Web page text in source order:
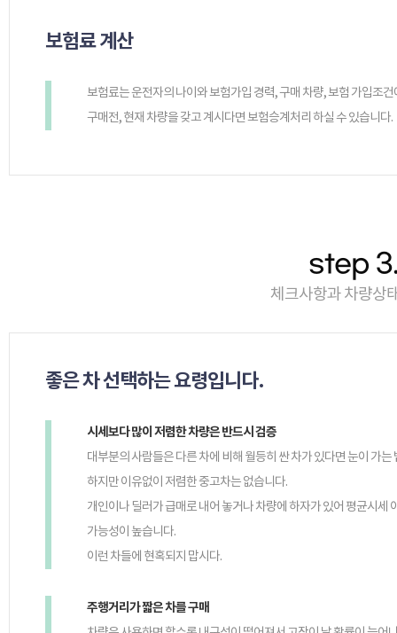
보험료 계산
보험료는 운전자의 나이와 보험가입 경력, 구매 차량, 보험 가입조
구매전, 현재 차량을 갖고 계시다면 보험승계처리 하실 수 있습니다.
step 3.
체크사항과 차량상
좋은 차 선택하는 요령입니다.
시세보다 많이 저렴한 차량은 반드시 검증
대부분의 사람들은 다른 차에 비해 월등히 싼 차가 있다면 눈이 가는
하지만 이유없이 저렴한 중고차는 없습니다.
개인이나 딜러가 급매로 내어 놓거나 차량에 하자가 있어 평균시
가능성이 높습니다.
이런 차들에 현혹되지 맙시다.
주행거리가 짧은 차를 구매